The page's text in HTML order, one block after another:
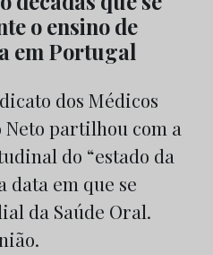
o ensino de
em Portugal
dos Médicos
Neto partilhou com a
do “estado da
data em que se
da Saúde Oral.